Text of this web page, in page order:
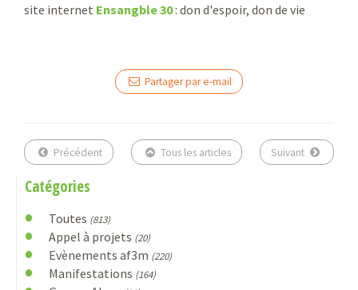
site internet Ensangble 30: don d'espoir, don de vie
Partager par e-mail
Précédent Tous les articles Suivant
Catégories
Toutes (813)
Appel à projets (20)
Evènements af3m (220)
Manifestations (164)